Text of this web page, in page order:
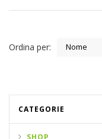
Ordina per: Nome
CATEGORIE
SHOP